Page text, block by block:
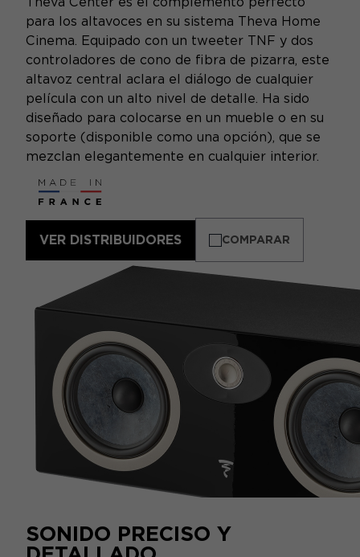
para los altavoces en su sistema Theva Home
Cinema. Equipado con un tweeter TNF y dos
controladores de cono de fibra de pizarra, este
altavoz central aclara el diálogo de cualquier
película con un alto nivel de detalle. Ha sido
diseñado para colocarse en un mueble o en su
soporte (disponible como una opción), que se
mezclan elegantemente en cualquier interior.
VER DISTRIBUIDORES COMPARAR
SONIDO PRECISO Y